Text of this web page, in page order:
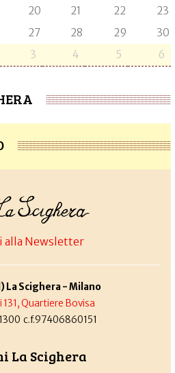
20 21 22
23
27 28 29
30
3 4 5 6
alla Newsletter
La Scighera - Milano
131, Quartiere Bovisa
c.f.97406860151
La Scighera